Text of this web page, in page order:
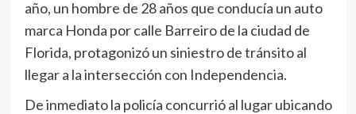
año, un hombre de 28 años que conducía un auto
marca Honda por calle Barreiro de la ciudad de
Florida, protagonizó un siniestro de tránsito al
llegar a la intersección con Independencia.
De inmediato la policía concurrió al lugar ubicando